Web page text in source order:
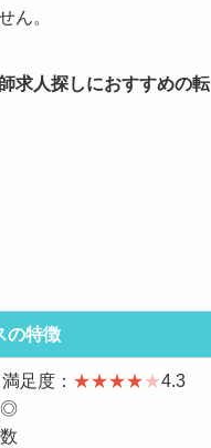
ん。
求人探しにおすすめの転
の特徴
足度： ★★★★★4.3
◎